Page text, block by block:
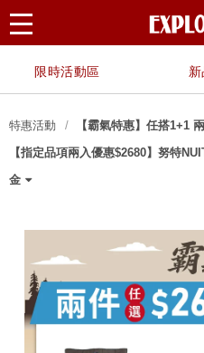
限時活動區 新
特惠活動 【霸氣特惠】任搭1+1
指定廚具、餐具用品，任選3
【霸氣特惠】任搭1+1 兩入
【霸氣特惠】 任搭1+1 兩入
【夏日戲水 限時限定】
【野餐簡便組】
【兩入優惠價】NTE91 努特
【兩入優惠】NTB98-1 努特
【兩入優惠】NTC201-1
【兩入優惠】NTC200-SET
〔8月父親節限定〕指定任選
〔霸氣特惠〕NTB73AG 二
【兩入優惠】NTC169BK-1
買NTC113 NTC114
【兩入優惠】NTC100BK5-
NTG78BB 加購好禮
NTC168BK-SET
指定伸縮營柱 單件享八折
NTC09A-1
NTS30LG-1
【兩入優惠】NTC114T-1
【兩入優惠】NTC111-1
NTF354-1【兩入優惠】
【兩入優惠】NTC103BK-1
【兩入優惠】NTT84-1
【兩入優惠】NTC113BK-1
【兩入優惠】NTC114-1 努
【兩入優惠】NTA32-1 努特
【兩入優惠】NTC168BK 努
【兩入優惠】NTC124 努特
【兩入優惠】NTC101-SET
NTA88+NT0115 努特NUIT
【多入優惠】NTT80 努特
【兩入優惠】NTC75 舒適天
紅利兌換
【指定品項兩入優惠$2680】努特
金